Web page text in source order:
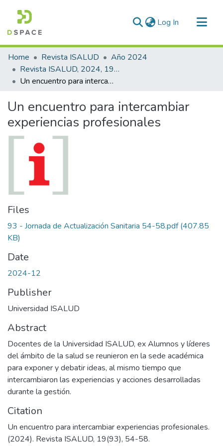
Log In (current)
Communities & Collections
All of DSpace
Statistics
Home Revista ISALUD
Año 2024
Revista ISALUD, 2024, 19(93)
Un encuentro para intercambiar experiencias profesionales
Un encuentro para intercambiar
experiencias profesionales
Files
93 - Jornada de Actualización Sanitaria 54-58.pdf(407.85
KB)
Date
2024-12
Publisher
Universidad ISALUD
Abstract
Docentes de la Universidad ISALUD, ex Alumnos y líderes
del ámbito de la salud se reunieron en la sede académica
para exponer y debatir ideas, al mismo tiempo que
intercambiaron las experiencias y acciones desarrolladas
durante la gestión.
Citation
Un encuentro para intercambiar experiencias profesionales.
(2024). Revista ISALUD, 19(93), 54-58.